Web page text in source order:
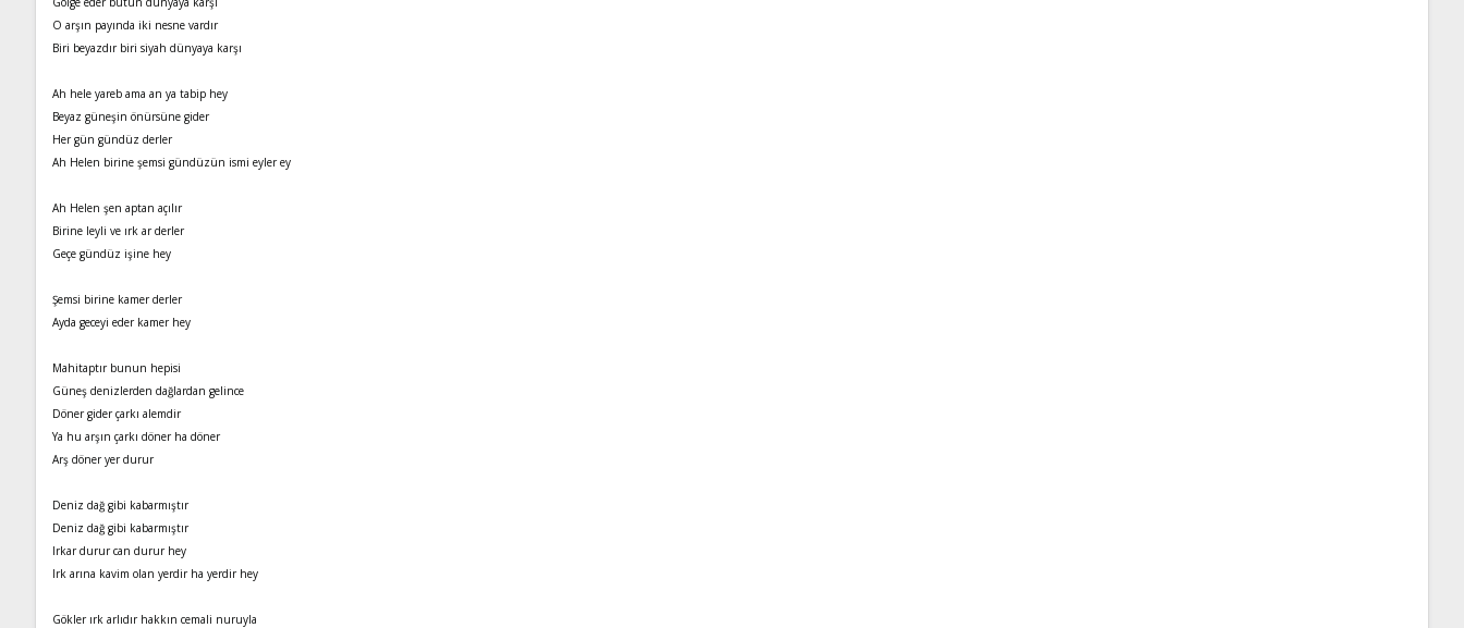
O arşın payında iki nesne vardır
Biri beyazdır biri siyah dünyaya karşı
Ah hele yareb ama an ya tabip hey
Beyaz güneşin önürsüne gider
Her gün gündüz derler
Ah Helen birine şemsi gündüzün ismi eyler ey
Ah Helen şen aptan açılır
Birine leyli ve ırk ar derler
Geçe gündüz işine hey
Şemsi birine kamer derler
Ayda geceyi eder kamer hey
Mahitaptır bunun hepisi
Güneş denizlerden dağlardan gelince
Döner gider çarkı alemdir
Ya hu arşın çarkı döner ha döner
Arş döner yer durur
Deniz dağ gibi kabarmıştır
Deniz dağ gibi kabarmıştır
Irkar durur can durur hey
Irk arına kavim olan yerdir ha yerdir hey
Gökler ırk arlıdır hakkın cemali nuruyla